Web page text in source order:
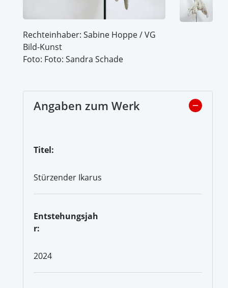
Rechteinhaber: Sabine Hoppe / VG
Bild-Kunst
Foto: Foto: Sandra Schade
Angaben zum Werk
Titel:
Stürzender Ikarus
Entstehungsjah
r:
2024